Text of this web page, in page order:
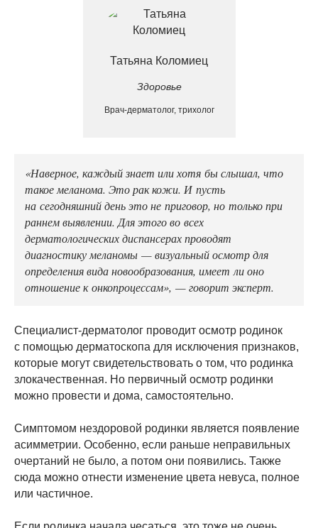
Татьяна Коломиец
Здоровье
Врач-дерматолог, трихолог
«Наверное, каждый знает или хотя бы слышал, что
такое меланома. Это рак кожи. И пусть
на сегодняшний день это не приговор, но только при
раннем выявлении. Для этого во всех
дерматологических диспансерах проводят
диагностику меланомы — визуальный осмотр для
определения вида новообразования, имеет ли оно
отношение к онкопроцессам», — говорит эксперт.
Специалист-дерматолог проводит осмотр родинок
с помощью дерматоскопа для исключения признаков,
которые могут свидетельствовать о том, что родинка
злокачественная. Но первичный осмотр родинки
можно провести и дома, самостоятельно.
Симптомом нездоровой родинки является появление
асимметрии. Особенно, если раньше неправильных
очертаний не было, а потом они появились. Также
сюда можно отнести изменение цвета невуса, полное
или частичное.